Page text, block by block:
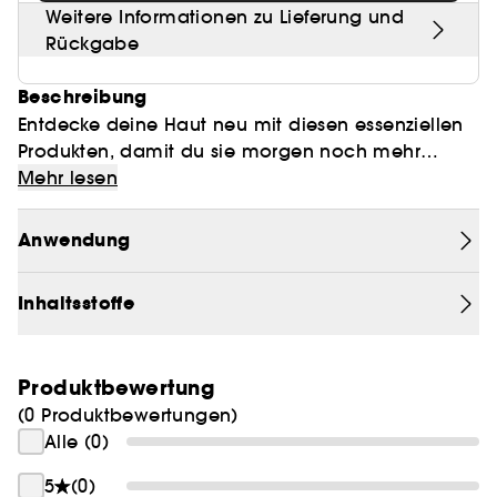
Weitere Informationen zu Lieferung und
Rückgabe
Beschreibung
Entdecke deine Haut neu mit diesen essenziellen
Produkten, damit du sie morgen noch mehr
liebst.
Dieses Trio wirkt wie ein Booster auf deine Haut
und spendet ihr von morgens bis abends
CC EYE, unsere ikonische getönte Augenpflege,
Aussehen verleiht.
Am Abend übernimmt unser Multi-Perfector-Duo
SKIN THERAPY LIGHT und SKIN THERAPY EYE die
Pflege deiner Haut und deiner Augenpartie, damit
Mehr lesen
Anwendung
Inhaltsstoffe
Produktbewertung
(0 Produktbewertungen)
Alle (0)
5
(0)